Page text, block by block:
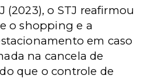
(2023), o STJ reafirmou
o shopping e a
em caso
na cancela de
que o controle de